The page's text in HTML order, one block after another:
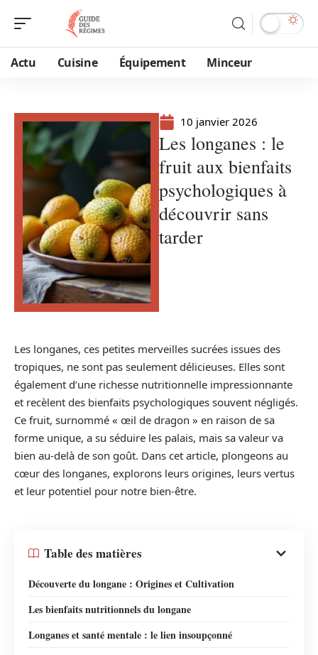
Actu Cuisine Équipement Minceur
10 janvier 2026
Les longanes : le
fruit aux bienfaits
psychologiques à
découvrir sans
tarder
Les longanes, ces petites merveilles sucrées issues des
tropiques, ne sont pas seulement délicieuses. Elles sont
également d’une richesse nutritionnelle impressionnante
et recèlent des bienfaits psychologiques souvent négligés.
Ce fruit, surnommé « œil de dragon » en raison de sa
forme unique, a su séduire les palais, mais sa valeur va
bien au-delà de son goût. Dans cet article, plongeons au
cœur des longanes, explorons leurs origines, leurs vertus
et leur potentiel pour notre bien-être.
Table des matières
Découverte du longane : Origines et Cultivation
Les bienfaits nutritionnels du longane
Longanes et santé mentale : le lien insoupçonné